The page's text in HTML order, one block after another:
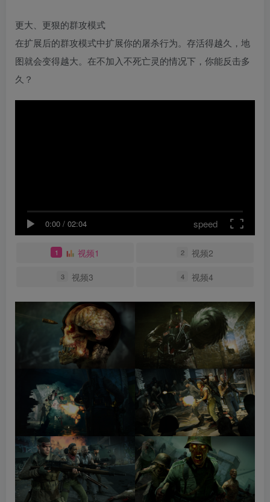
更大、更狠的群攻模式
在扩展后的群攻模式中扩展你的屠杀行为。存活得越久，地
图就会变得越大。在不加入不死亡灵的情况下，你能反击多
久？
0:00 / 02:04 speed
1 视频1 2 视频2
3 视频3 4 视频4